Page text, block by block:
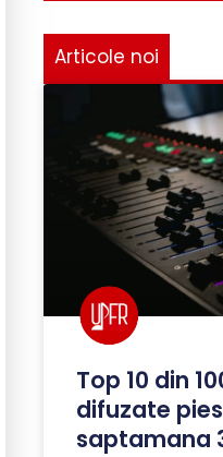
Articole noi
Top 10 din
difuzate
saptamana